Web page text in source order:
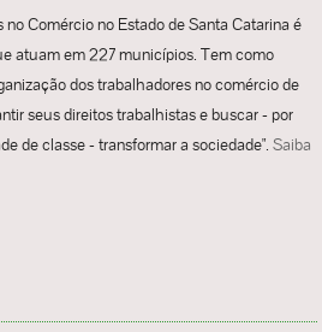
Comércio no Estado de Santa Catarina é
atuam em 227 municípios. Tem como
dos trabalhadores no comércio de
seus direitos trabalhistas e buscar - por
de classe - transformar a sociedade".Saiba